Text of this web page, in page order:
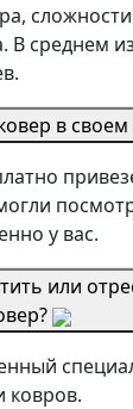
В среднем
в своем
у вас.
или
ковров.